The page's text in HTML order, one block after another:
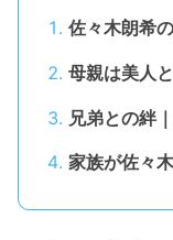
佐々木朗希
母親は美人
兄弟との絆
家族が佐々